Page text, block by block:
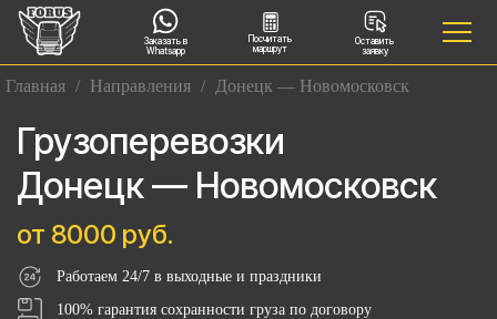
Заказать в
Whatsapp
Посчитать
маршрут
Оставить
заявку
Главная / Направления / Донецк — Новомосковск
Грузоперевозки
Донецк — Новомосковск
от 8000 руб.
Работаем 24/7 в выходные и праздники
100% гарантия сохранности груза по договору